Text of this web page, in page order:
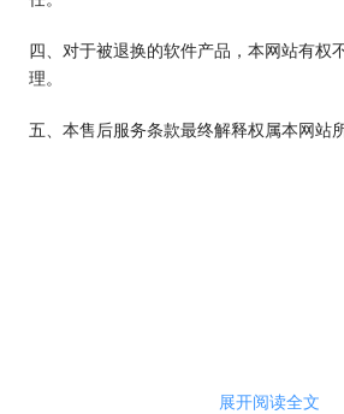
四、对于被退换的软件产品，本网站有权
理。
五、本售后服务条款最终解释权属本网站所
展开阅读全文